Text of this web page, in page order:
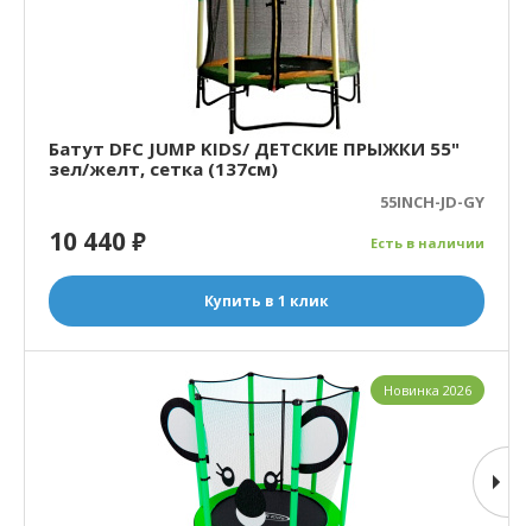
Батут DFC JUMP KIDS/ ДЕТСКИЕ ПРЫЖКИ 55"
зел/желт, сетка (137см)
55INCH-JD-GY
Есть в наличии
10 440₽
Купить в 1 клик
Новинка 2026